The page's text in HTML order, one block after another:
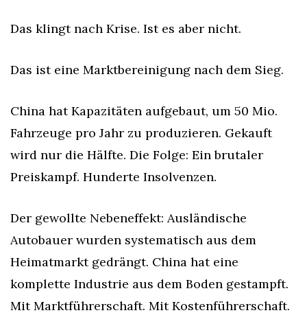
Das klingt nach Krise. Ist es aber nicht.
Das ist eine Marktbereinigung nach dem Sieg.
China hat Kapazitäten aufgebaut, um 50 Mio.
Fahrzeuge pro Jahr zu produzieren. Gekauft
wird nur die Hälfte. Die Folge: Ein brutaler
Preiskampf. Hunderte Insolvenzen.
Der gewollte Nebeneffekt: Ausländische
Autobauer wurden systematisch aus dem
Heimatmarkt gedrängt. China hat eine
komplette Industrie aus dem Boden gestampft.
Mit Marktführerschaft. Mit Kostenführerschaft.